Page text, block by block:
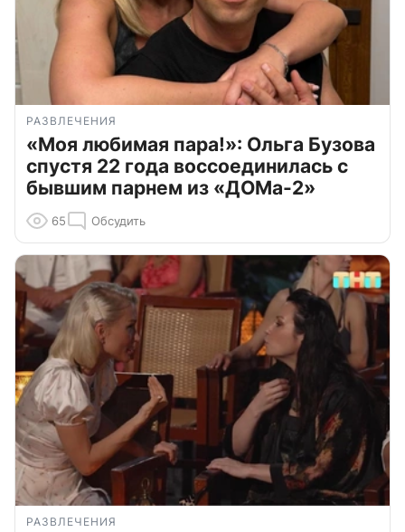
РАЗВЛЕЧЕНИЯ
«Моя любимая пара!»: Ольга Бузова
спустя 22 года воссоединилась с
бывшим парнем из «ДОМа-2»
65 Обсудить
РАЗВЛЕЧЕНИЯ